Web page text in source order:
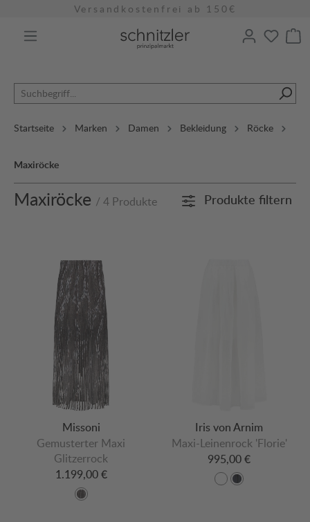
Versandkostenfrei ab 150€
Startseite Marken Damen Bekleidung Röcke
Maxiröcke
Maxiröcke / 4 Produkte Produkte filtern
Missoni
Gemusterter Maxi
Glitzerrock
1.199,00 €
Iris von Arnim
Maxi-Leinenrock 'Florie'
995,00 €